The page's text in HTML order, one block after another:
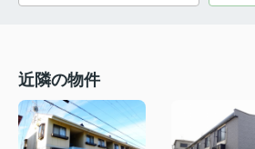
近隣の物件